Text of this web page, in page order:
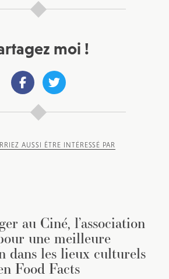
moi !
AUSSI ÊTRE INTÉRESSÉ PAR
au Ciné, l’association
une meilleure
dans les lieux culturels
Food Facts
les deux semaines notre lettre
d’articles …